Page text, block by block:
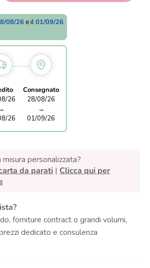
08/26 e il01/09/26
26
26
Consegnato
28/08/26
→
01/09/26
personalizzata?
da parati | Clicca qui per
forniture contract o grandi volumi,
dedicato e consulenza